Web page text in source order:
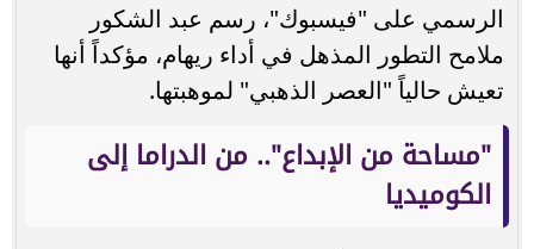
الرسمي على "فيسبوك"، رسم عبد الشكور
ملامح التطور المذهل في أداء ريهام، مؤكداً أنها
تعيش حالياً "العصر الذهبي" لموهبتها.
"مساحة من الإبداع".. من الدراما إلى
الكوميديا